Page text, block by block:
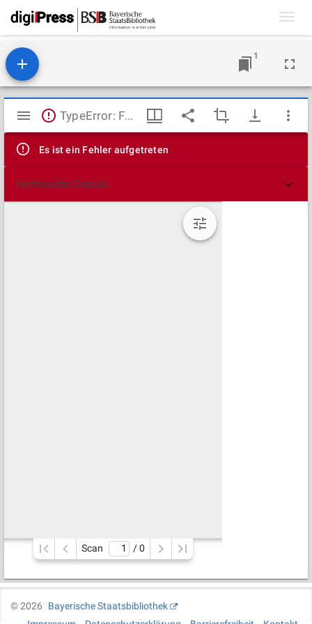
1
Mirador
Viewer
TypeError: Failed to fetch
Es ist ein Fehler aufgetreten
Technische Details
Scan / 0
©2026
Bayerische Staatsbibliothek